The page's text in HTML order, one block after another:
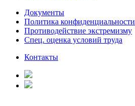
Документы
Политика конфиденциальности
Противодействие экстремизму
Спец. оценка условий труда
Контакты